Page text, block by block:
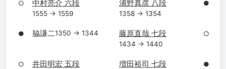
○ 中村亮介 六段
1555 → 1559
浦野真彦 八段
1358 → 1354
●
● 脇謙二1350 → 1344 藤原直哉 七段
1434 → 1440
○
○ 井田明宏 五段 増田裕司 七段 ●